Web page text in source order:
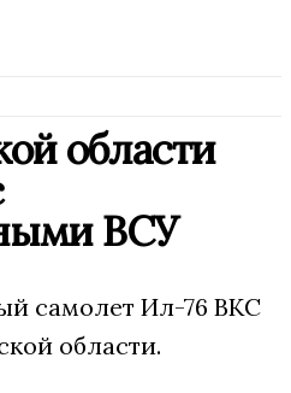
области
ВСУ
самолет Ил-76 ВКС
области.